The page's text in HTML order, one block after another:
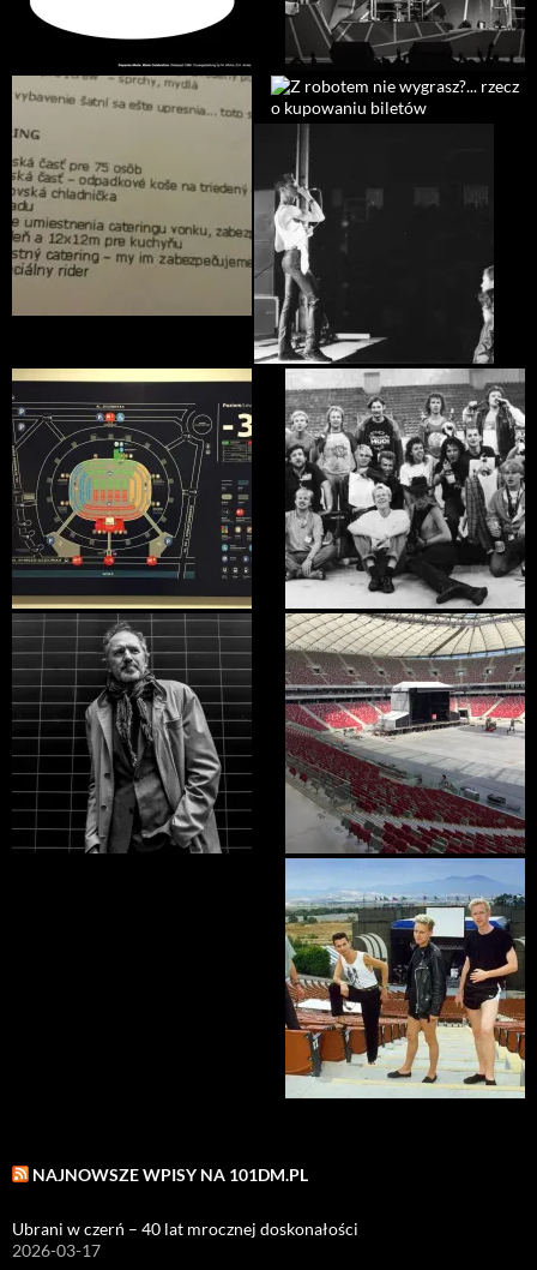
NAJNOWSZE WPISY NA 101DM.PL
Ubrani w czerń – 40 lat mrocznej doskonałości
2026-03-17